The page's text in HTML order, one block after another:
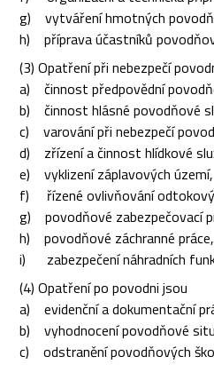
g) vytváření hmotných
h) příprava účastníků
(3) Opatření při nebezpečí
a) činnost předpovědní
b) činnost hlásné povodňové
c) varování při nebezpečí
d) zřízení a činnost hlídkové
e) vyklizení záplavových území,
f) řízené ovlivňování
g) povodňové zabezpečovací
h) povodňové záchranné práce,
i) zabezpečení náhradních
(4) Opatření po povodni jsou
a) evidenční a dokumentační
b) vyhodnocení povodňové
c) odstranění povodňových